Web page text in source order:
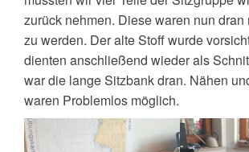
zurück nehmen. Diese waren nun dran
zu werden. Der alte Stoff wurde
dienten anschließend wieder als
war die lange Sitzbank dran. Nähen
waren Problemlos möglich.